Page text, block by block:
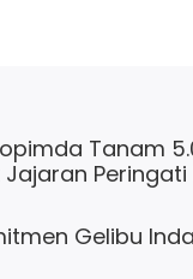
Tanam
Jajaran
Gelibu